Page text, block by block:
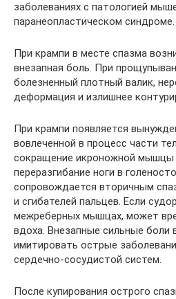
заболеваниях с патологией
паранеопластическом синдроме.
При крампи в месте спазма
внезапная боль. При
болезненный плотный валик,
деформация и излишнее
При крампи появляется
вовлеченной в процесс части
сокращение икроножной
переразгибание ноги в
сопровождается вторичным
и сгибателей пальцев. Если
межреберных мышцах, может
вдоха. Внезапные сильные боли
имитировать острые
сердечно-сосудистой систем.
После купирования острого